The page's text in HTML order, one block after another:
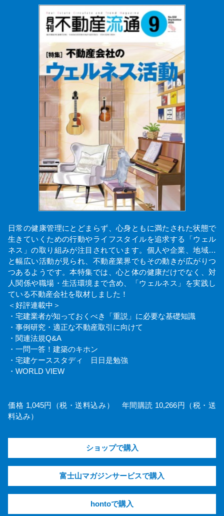
日常の健康管理にとどまらず、心身ともに満たされた状態で
生きていくための行動やライフスタイルを追求する「ウェル
ネス」の取り組みが注目されています。個人や企業、地域…
と幅広い活動が見られ、不動産業界でもその動きが広がりつ
つあるようです。本特集では、心と体の健康だけでなく、対
人関係や職場・生活環境まで含め、「ウェルネス」を実践し
ている不動産会社を取材しました！
＜好評連載中＞
・宅建業者が知っておくべき「重説」に必要な基礎知識
・事例研究・適正な不動産取引に向けて
・関連法規Q&A
・一問一答！建築のキホン
・宅建ケーススタディ 日日是勉強
・WORLD VIEW
価格 1,045円（税・送料込み） 年間購読 10,266円（税・送
料込み）
ショップで購入
富士山マガジンサービスで購入
hontoで購入